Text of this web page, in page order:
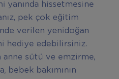
yanında hissetmesine
pek çok eğitim
verilen yenidoğan
hediye edebilirsiniz.
anne sütü ve emzirme,
bebek bakımının